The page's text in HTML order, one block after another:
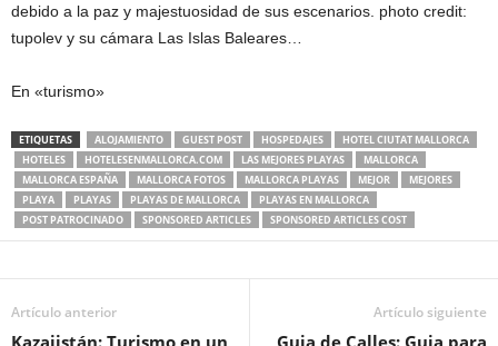
debido a la paz y majestuosidad de sus escenarios. photo credit:
tupolev y su cámara Las Islas Baleares…
En «turismo»
ETIQUETAS ALOJAMIENTO GUEST POST HOSPEDAJES
HOTEL CIUTAT MALLORCA
HOTELES
HOTELESENMALLORCA.COM LAS MEJORES PLAYAS
MALLORCA
MALLORCA ESPAÑA
MALLORCA FOTOS MALLORCA PLAYAS MEJOR
MEJORES
PLAYA
PLAYAS PLAYAS DE MALLORCA
PLAYAS EN MALLORCA
POST PATROCINADO
SPONSORED ARTICLES SPONSORED ARTICLES COST
Artículo anterior
Kazajistán: Turismo en un
Artículo siguiente
Guia de Calles: Guia para